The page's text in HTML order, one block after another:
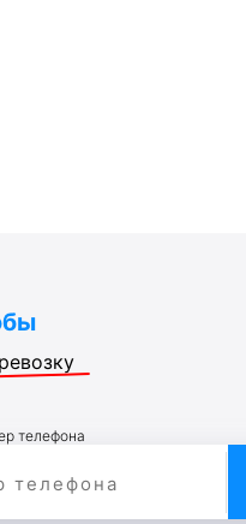
телефона